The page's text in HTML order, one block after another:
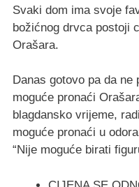
Svaki dom ima svoje
božićnog drvca postoji
Orašara.
Danas gotovo pa da
moguće pronaći
blagdansko vrijeme,
moguće pronaći u
“Nije moguće birati